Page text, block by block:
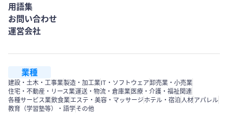
用語集
お問い合わせ
運営会社
業種
建設・土木・工事業製造・加工業IT・ソフトウェア卸売業・小売業
住宅・不動産・リース業運送・物流・倉庫業 医療・介護・福祉関連
各種サービス業飲食業エステ・美容・マッサージ ホテル・宿泊 人材アパレル
教育（学習塾等）・語学その他